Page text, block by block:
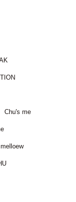
Chu's me
melloew